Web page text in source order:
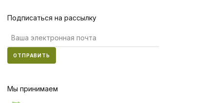
Подписаться на рассылку
ОТПРАВИТЬ
Мы принимаем